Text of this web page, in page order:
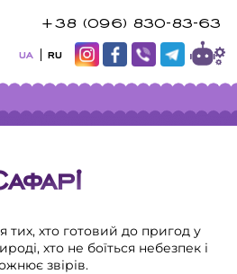
+38 (096) 830-83-63
UA RU
тих, хто готовий до пригод у
хто не боїться небезпек і
звірів.